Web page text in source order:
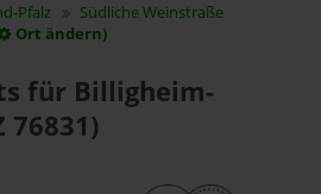
Pfalz
Südliche Weinstraße
Ort ändern)
für Billigheim-
76831)